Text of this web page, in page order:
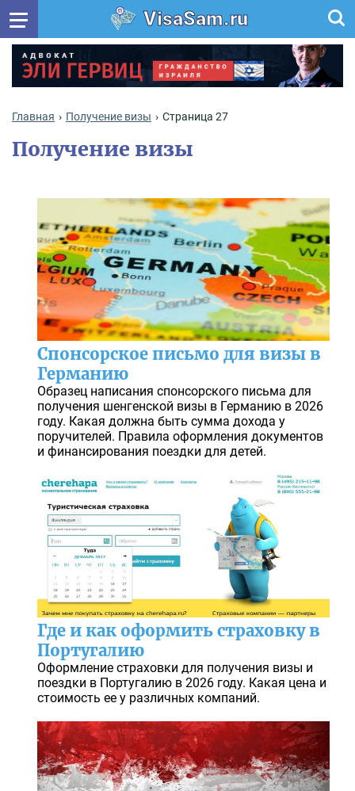
VisaSam.ru
Главная Получение визы Страница 27
Получение визы
Спонсорское письмо для визы в
Германию
Образец написания спонсорского письма для
получения шенгенской визы в Германию в 2026
году. Какая должна быть сумма дохода у
поручителей. Правила оформления документов
и финансирования поездки для детей.
Где и как оформить страховку в
Португалию
Оформление страховки для получения визы и
поездки в Португалию в 2026 году. Какая цена и
стоимость ее у различных компаний.